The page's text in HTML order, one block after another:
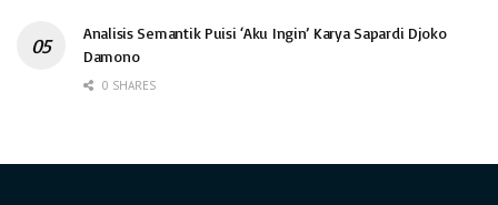
Analisis Semantik Puisi ‘Aku Ingin’ Karya Sapardi Djoko
Damono
0 SHARES